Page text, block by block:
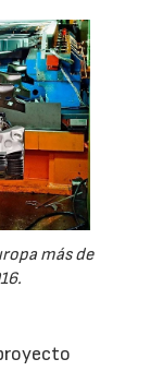
más de